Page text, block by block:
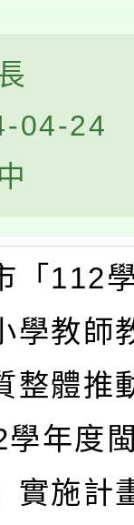
04-24
「112
學教師
整體
年度
實施計